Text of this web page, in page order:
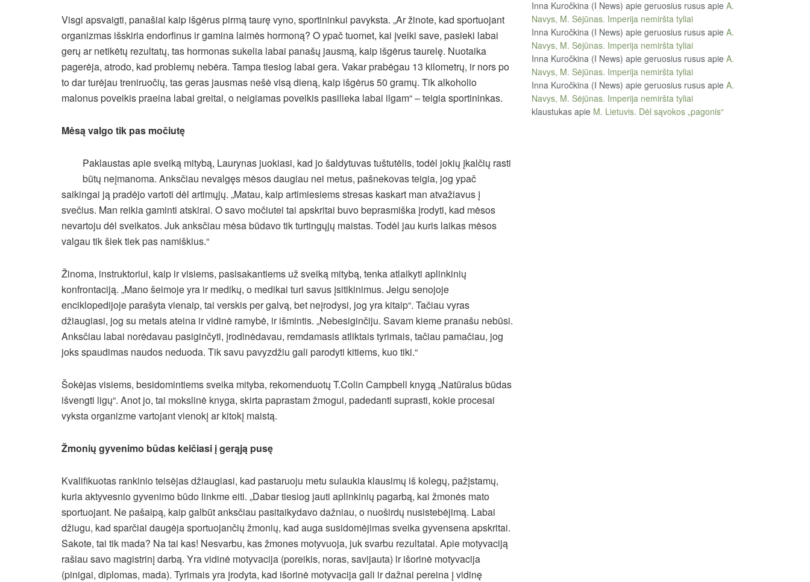
Visgi apsvaigti, panašiai kaip išgėrus pirmą taurę vyno, sportininkui pavyksta. „Ar žinote, kad sportuojant
organizmas išskiria endorfinus ir gamina laimės hormoną? O ypač tuomet, kai įveiki save, pasieki labai
gerų ar netikėtų rezultatų, tas hormonas sukelia labai panašų jausmą, kaip išgėrus taurelę. Nuotaika
pagerėja, atrodo, kad problemų nebėra. Tampa tiesiog labai gera. Vakar prabėgau 13 kilometrų, ir nors po
to dar turėjau treniruočių, tas geras jausmas nešė visą dieną, kaip išgėrus 50 gramų. Tik alkoholio
malonus poveikis praeina labai greitai, o neigiamas poveikis pasilieka labai ilgam“ – teigia sportininkas.
Mėsą valgo tik pas močiutę
Paklaustas apie sveiką mitybą, Laurynas juokiasi, kad jo šaldytuvas tuštutėlis, todėl jokių įkalčių rasti
būtų neįmanoma. Anksčiau nevalgęs mėsos daugiau nei metus, pašnekovas teigia, jog ypač
saikingai ją pradėjo vartoti dėl artimųjų. „Matau, kaip artimiesiems stresas kaskart man atvažiavus į
svečius. Man reikia gaminti atskirai. O savo močiutei tai apskritai buvo beprasmiška įrodyti, kad mėsos
nevartoju dėl sveikatos. Juk anksčiau mėsa būdavo tik turtingųjų maistas. Todėl jau kuris laikas mėsos
valgau tik šiek tiek pas namiškius.“
Žinoma, instruktoriui, kaip ir visiems, pasisakantiems už sveiką mitybą, tenka atlaikyti aplinkinių
konfrontaciją. „Mano šeimoje yra ir medikų, o medikai turi savus įsitikinimus. Jeigu senojoje
enciklopedijoje parašyta vienaip, tai verskis per galvą, bet neįrodysi, jog yra kitaip“. Tačiau vyras
džiaugiasi, jog su metais ateina ir vidinė ramybė, ir išmintis. „Nebesiginčiju. Savam kieme pranašu nebūsi.
Anksčiau labai norėdavau pasiginčyti, įrodinėdavau, remdamasis atliktais tyrimais, tačiau pamačiau, jog
joks spaudimas naudos neduoda. Tik savu pavyzdžiu gali parodyti kitiems, kuo tiki.“
Šokėjas visiems, besidomintiems sveika mityba, rekomenduotų T.Colin Campbell knygą „Natūralus būdas
išvengti ligų“. Anot jo, tai mokslinė knyga, skirta paprastam žmogui, padedanti suprasti, kokie procesai
vyksta organizme vartojant vienokį ar kitokį maistą.
Žmonių gyvenimo būdas keičiasi į gerąją pusę
Kvalifikuotas rankinio teisėjas džiaugiasi, kad pastaruoju metu sulaukia klausimų iš kolegų, pažįstamų,
kuria aktyvesnio gyvenimo būdo linkme eiti. „Dabar tiesiog jauti aplinkinių pagarbą, kai žmonės mato
sportuojant. Ne pašaipą, kaip galbūt anksčiau pasitaikydavo dažniau, o nuoširdų nusistebėjimą. Labai
džiugu, kad sparčiai daugėja sportuojančių žmonių, kad auga susidomėjimas sveika gyvensena apskritai.
Sakote, tai tik mada? Na tai kas! Nesvarbu, kas žmones motyvuoja, juk svarbu rezultatai. Apie motyvaciją
rašiau savo magistrinį darbą. Yra vidinė motyvacija (poreikis, noras, savijauta) ir išorinė motyvacija
(pinigai, diplomas, mada). Tyrimais yra įrodyta, kad išorinė motyvacija gali ir dažnai pereina į vidinę
Inna Kuročkina (I News) apie geruosius rusus apie A.
Navys, M. Sėjūnas. Imperija nemiršta tyliai
Inna Kuročkina (I News) apie geruosius rusus apie A.
Navys, M. Sėjūnas. Imperija nemiršta tyliai
Inna Kuročkina (I News) apie geruosius rusus apie A.
Navys, M. Sėjūnas. Imperija nemiršta tyliai
Inna Kuročkina (I News) apie geruosius rusus apie A.
Navys, M. Sėjūnas. Imperija nemiršta tyliai
klaustukas apie M. Lietuvis. Dėl sąvokos „pagonis“